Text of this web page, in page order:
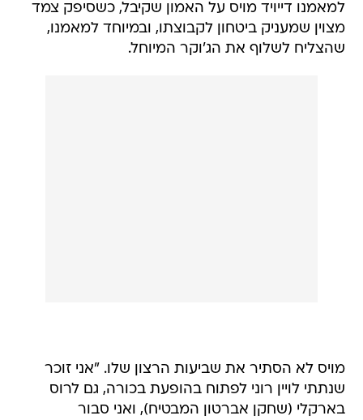
למאמנו דייויד מויס על האמון שקיבל, כשסיפק צמד
מצוין שמעניק ביטחון לקבוצתו, ובמיוחד למאמנו,
שהצליח לשלוף את הג'וקר המיוחל.
מויס לא הסתיר את שביעות הרצון שלו. "אני זוכר
שנתתי לויין רוני לפתוח בהופעת בכורה, גם לרוס
בארקלי (שחקן אברטון המבטיח), ואני סבור